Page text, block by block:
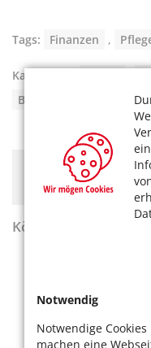
Notwendig
Notwendige Cookies
machen eine
Tags: Finanzen ,
Kategorien:
Buchtipps
Hier könnte
finanzieren. Bitte
KölnerLeben